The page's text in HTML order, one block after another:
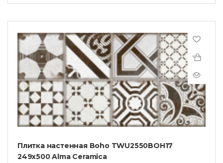
Плитка настенная Boho TWU2550BOH17
249x500 Alma Ceramica